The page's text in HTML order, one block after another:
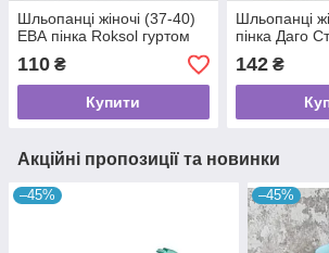
Шльопанці жіночі (37-40)
ЕВА пінка Roksol гуртом
110 ₴
Купити
Шльопанці
пінка Даго
142₴
Акційні пропозиції та новинки
–45% –45%